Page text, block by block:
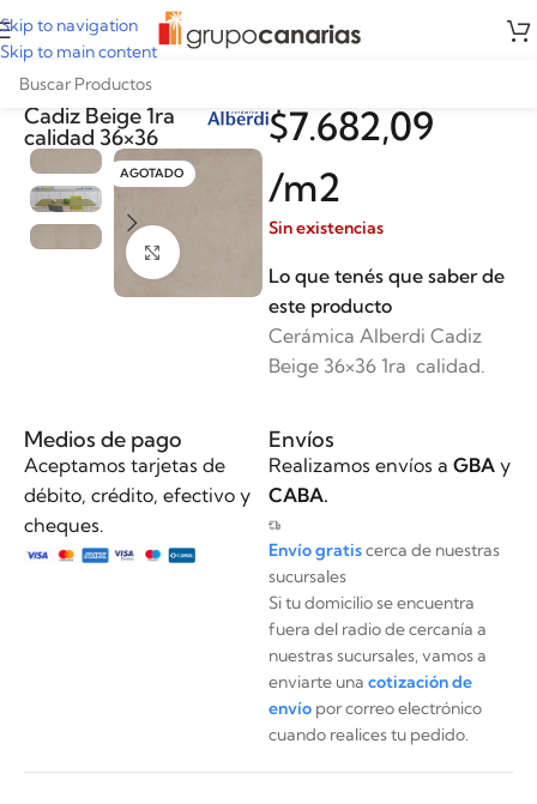
Skip to navigation
Skip to main content
Cerámica Alberdi
Cadiz Beige 1ra
calidad 36×36
AGOTADO
Clickee para agrandar
$7.682,09
/m2
Sin existencias
Lo que tenés que saber de
este producto
Cerámica Alberdi Cadiz
Beige 36×36 1ra calidad.
Medios de pago
Aceptamos tarjetas de
débito, crédito, efectivo y
cheques.
Envíos
Realizamos envíos a GBAy
CABA.
Envío gratiscerca de nuestras
sucursales
Si tu domicilio se encuentra
fuera del radio de cercanía a
nuestras sucursales, vamos a
enviarte una cotización de
envíopor correo electrónico
cuando realices tu pedido.